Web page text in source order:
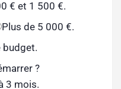
€ et 1 500 €.
Plus de 5 000 €.
budget.
?
3 mois.